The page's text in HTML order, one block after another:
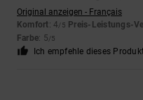
Original anzeigen - Français
Komfort: 4/5 Preis-Leistungs-
Farbe: 5/5
Ich empfehle dieses